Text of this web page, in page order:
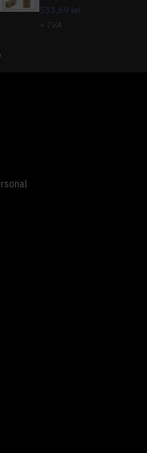
533,69 lei
+ TVA